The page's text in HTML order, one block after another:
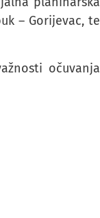
– Gorijevac, te
očuvanja